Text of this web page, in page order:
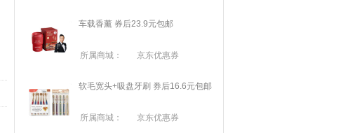
车载香薰 券后23.9元包邮
所属商城： 京东优惠券
软毛宽头+吸盘牙刷 券后16.6元包邮
所属商城： 京东优惠券